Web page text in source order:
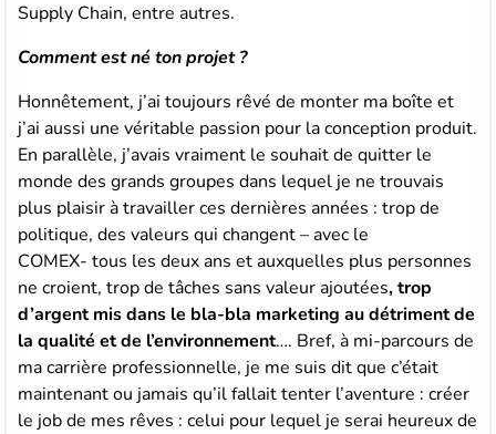
Supply Chain, entre autres.
Comment est né ton projet ?
Honnêtement, j’ai toujours rêvé de monter ma boîte et
j’ai aussi une véritable passion pour la conception produit.
En parallèle, j’avais vraiment le souhait de quitter le
monde des grands groupes dans lequel je ne trouvais
plus plaisir à travailler ces dernières années : trop de
politique, des valeurs qui changent – avec le
COMEX- tous les deux ans et auxquelles plus personnes
ne croient, trop de tâches sans valeur ajoutées, trop
d’argent mis dans le bla-bla marketing au détriment de
la qualité et de l’environnement…. Bref, à mi-parcours de
ma carrière professionnelle, je me suis dit que c’était
maintenant ou jamais qu’il fallait tenter l’aventure : créer
le job de mes rêves : celui pour lequel je serai heureux de